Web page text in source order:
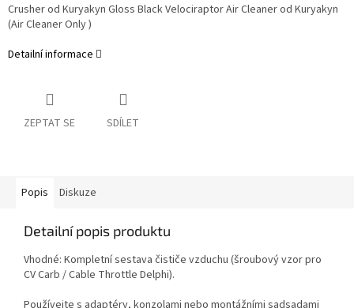
Crusher od Kuryakyn Gloss Black Velociraptor Air Cleaner od Kuryakyn
(Air Cleaner Only )
Detailní informace
ZEPTAT SE SDÍLET
Popis Diskuze
Detailní popis produktu
Vhodné: Kompletní sestava čističe vzduchu (šroubový vzor pro
CV Carb / Cable Throttle Delphi).